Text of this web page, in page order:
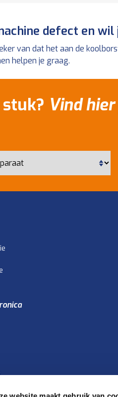
defect en
van dat het aan de
helpen je graag.
Vind